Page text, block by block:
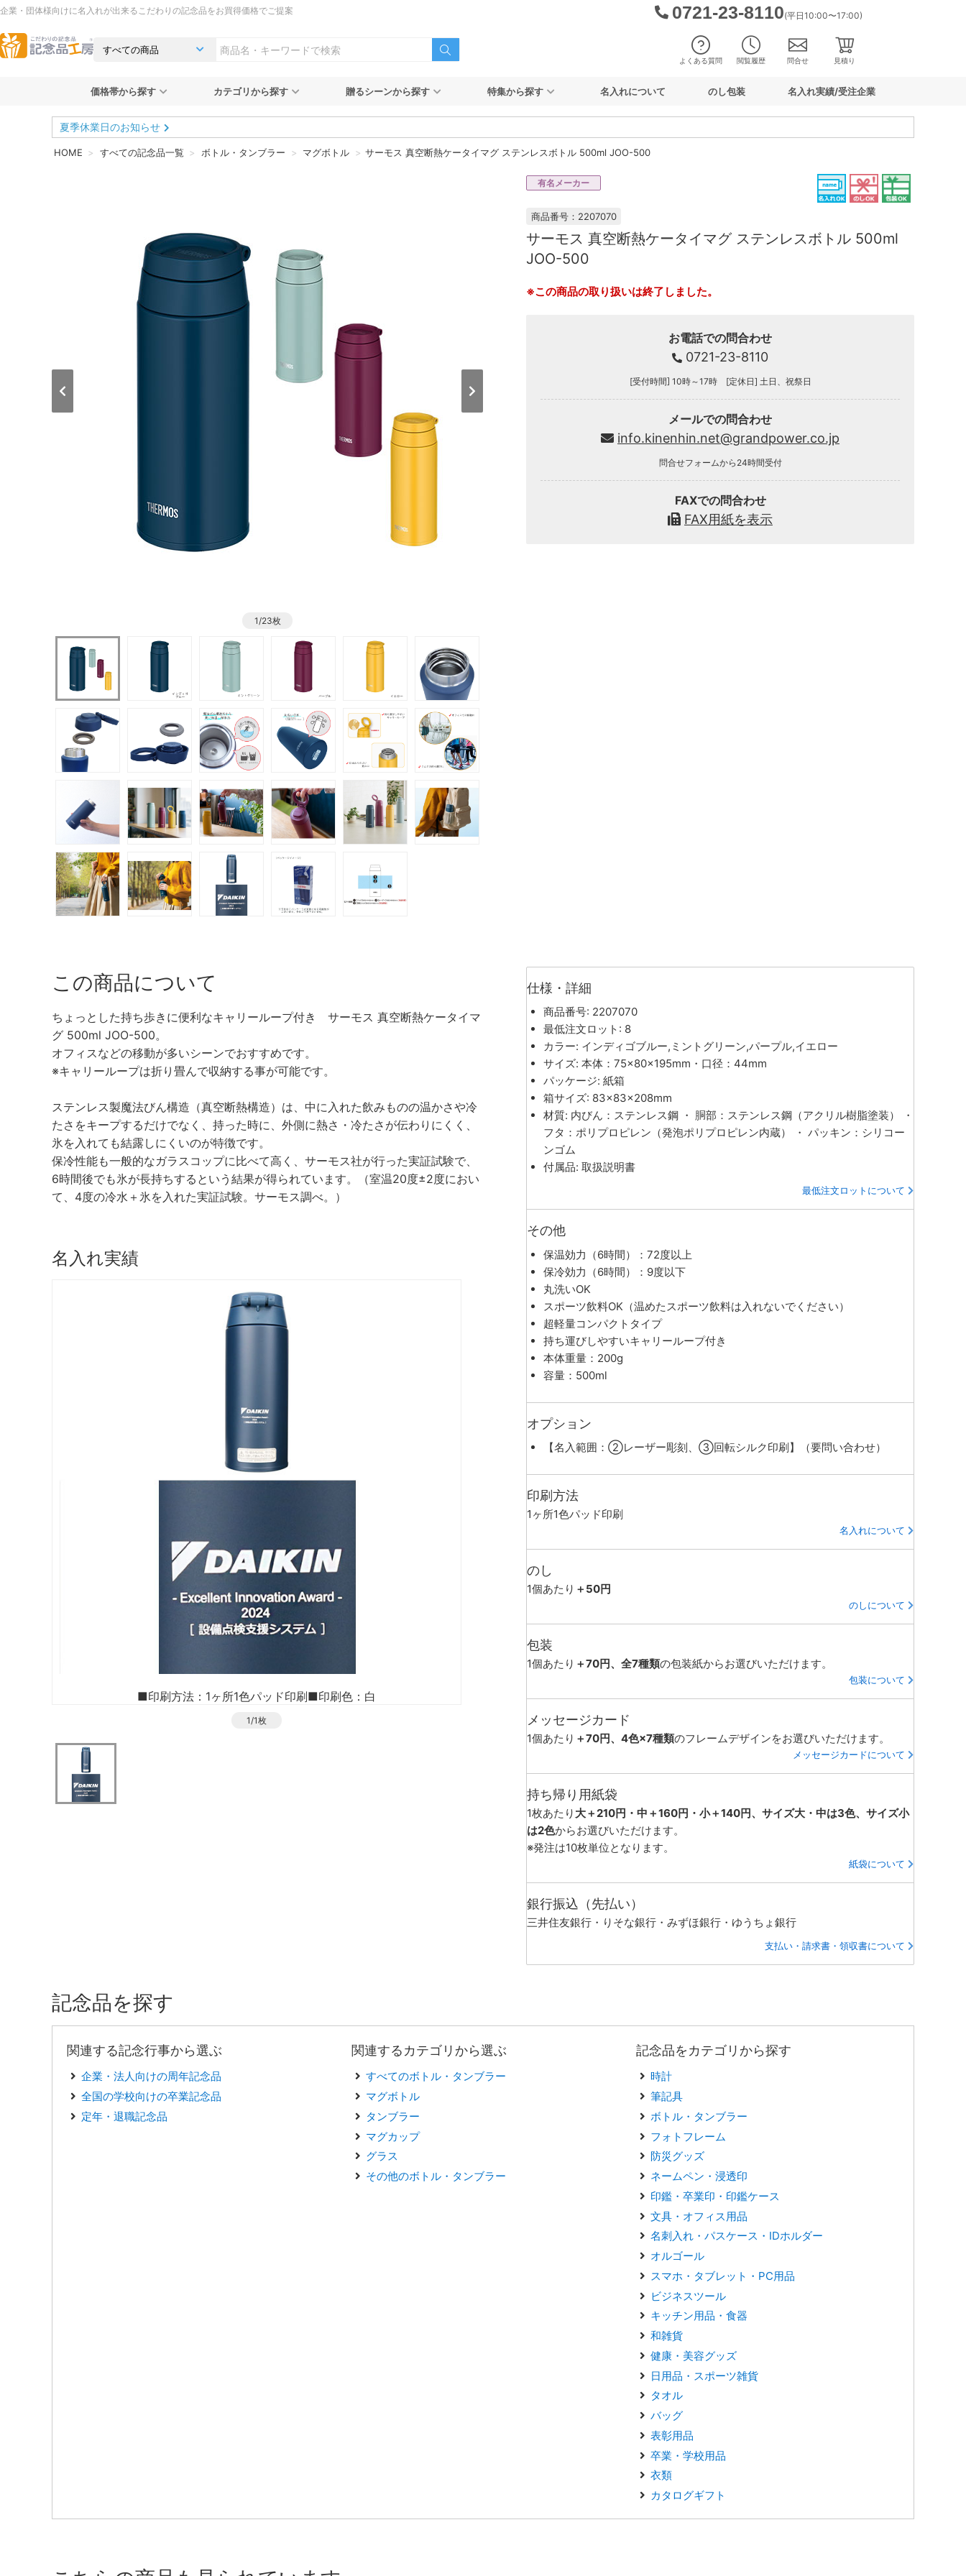
企業・団体様向けに名入れが出来るこだわりの記念品をお買得価格でご提案 0721-23-8110(平日10:00〜17:00)
よくある質問 閲覧履歴 問合せ 見積り
価格帯から探す カテゴリから探す 贈るシーンから探す 特集から探す 名入れについて のし包装 名入れ実績/受注企業
夏季休業日のお知らせ
HOME すべての記念品一覧 ボトル・タンブラー マグボトル サーモス 真空断熱ケータイマグ ステンレスボトル 500ml JOO-500
1/23枚
有名メーカー
商品番号：2207070
サーモス 真空断熱ケータイマグ ステンレスボトル 500ml
JOO-500
※この商品の取り扱いは終了しました。
お電話での問合わせ
0721-23-8110
[受付時間] 10時～17時 [定休日] 土日、祝祭日
メールでの問合わせ
info.kinenhin.net@grandpower.co.jp
問合せフォームから24時間受付
FAXでの問合わせ
FAX用紙を表示
この商品について
ちょっとした持ち歩きに便利なキャリーループ付き サーモス 真空断熱ケータイマ
グ 500ml JOO-500。
オフィスなどの移動が多いシーンでおすすめです。
※キャリーループは折り畳んで収納する事が可能です。
ステンレス製魔法びん構造（真空断熱構造）は、中に入れた飲みものの温かさや冷
たさをキープするだけでなく、持った時に、外側に熱さ・冷たさが伝わりにくく、
氷を入れても結露しにくいのが特徴です。
保冷性能も一般的なガラスコップに比べて高く、サーモス社が行った実証試験で、
6時間後でも氷が長持ちするという結果が得られています。（室温20度±2度におい
て、4度の冷水＋氷を入れた実証試験。サーモス調べ。）
名入れ実績
■印刷方法：1ヶ所1色パッド印刷■印刷色：白
1/1枚
仕様・詳細
商品番号: 2207070
最低注文ロット: 8
カラー: インディゴブルー,ミントグリーン,パープル,イエロー
サイズ: 本体：75×80×195mm・口径：44mm
パッケージ: 紙箱
箱サイズ: 83×83×208mm
材質: 内びん：ステンレス鋼 ・ 胴部：ステンレス鋼（アクリル樹脂塗装） ・
フタ：ポリプロピレン（発泡ポリプロピレン内蔵） ・ パッキン：シリコー
ンゴム
付属品: 取扱説明書
最低注文ロットについて
その他
保温効力（6時間）：72度以上
保冷効力（6時間）：9度以下
丸洗いOK
スポーツ飲料OK（温めたスポーツ飲料は入れないでください）
超軽量コンパクトタイプ
持ち運びしやすいキャリーループ付き
本体重量：200g
容量：500ml
オプション
【名入範囲：②レーザー彫刻、③回転シルク印刷】（要問い合わせ）
印刷方法
1ヶ所1色パッド印刷
名入れについて
のし
1個あたり ＋50円
のしについて
包装
1個あたり ＋70円、全7種類の包装紙からお選びいただけます。
包装について
メッセージカード
1個あたり ＋70円、4色×7種類のフレームデザインをお選びいただけます。
メッセージカードについて
持ち帰り用紙袋
1枚あたり 大＋210円・中＋160円・小＋140円、サイズ大・中は3色、サイズ小
は2色からお選びいただけます。
※発注は10枚単位となります。
紙袋について
銀行振込（先払い）
三井住友銀行・りそな銀行・みずほ銀行・ゆうちょ銀行
支払い・請求書・領収書について
記念品を探す
関連する記念行事から選ぶ
企業・法人向けの周年記念品
全国の学校向けの卒業記念品
定年・退職記念品
関連するカテゴリから選ぶ
すべてのボトル・タンブラー
マグボトル
タンブラー
マグカップ
グラス
その他のボトル・タンブラー
記念品をカテゴリから探す
時計
筆記具
ボトル・タンブラー
フォトフレーム
防災グッズ
ネームペン・浸透印
印鑑・卒業印・印鑑ケース
文具・オフィス用品
名刺入れ・パスケース・IDホルダー
オルゴール
スマホ・タブレット・PC用品
ビジネスツール
キッチン用品・食器
和雑貨
健康・美容グッズ
日用品・スポーツ雑貨
タオル
バッグ
表彰用品
卒業・学校用品
衣類
カタログギフト